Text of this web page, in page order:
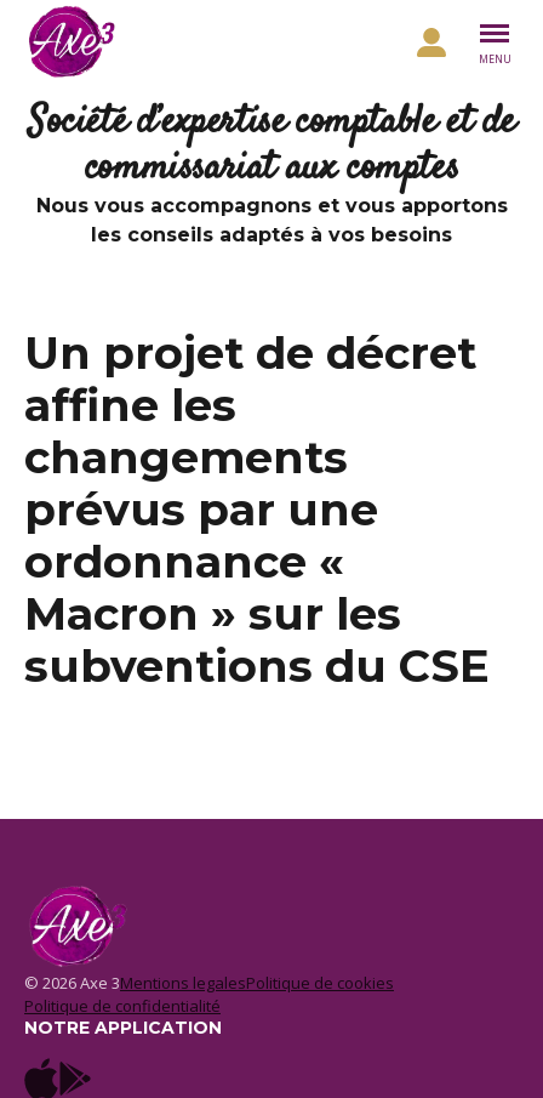
Aller au contenu
MENU
Société d’expertise comptable et de
commissariat aux comptes
Nous vous accompagnons et vous apportons
les conseils adaptés à vos besoins
Un projet de décret
affine les
changements
prévus par une
ordonnance «
Macron » sur les
subventions du CSE
© 2026 Axe 3Mentions legalesPolitique de cookies
Politique de confidentialité
NOTRE APPLICATION